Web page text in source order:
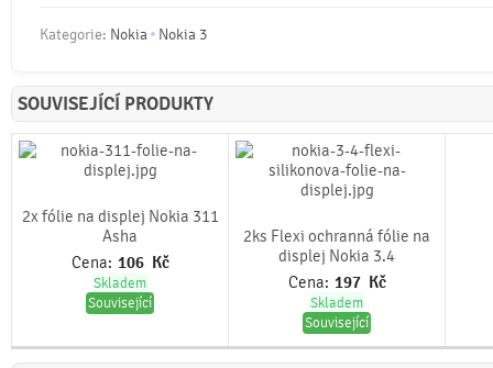
Kategorie: Nokia Nokia 3
SOUVISEJÍCÍ PRODUKTY
2x fólie na displej Nokia 311
Asha
Cena: 106 Kč
Skladem
Související
2ks Flexi ochranná fólie na
displej Nokia 3.4
Cena: 197 Kč
Skladem
Související